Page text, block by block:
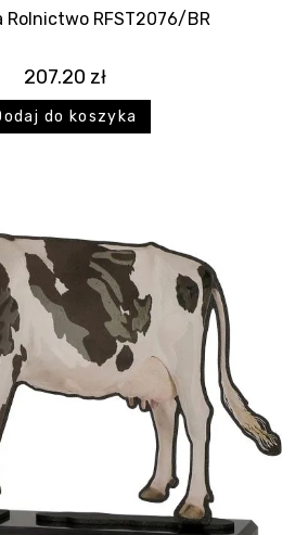
RFST2076/BR
207.20 zł
do koszyka